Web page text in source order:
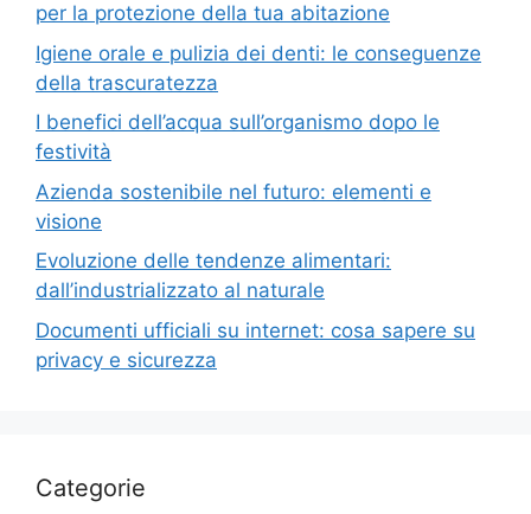
per la protezione della tua abitazione
Igiene orale e pulizia dei denti: le conseguenze
della trascuratezza
I benefici dell’acqua sull’organismo dopo le
festività
Azienda sostenibile nel futuro: elementi e
visione
Evoluzione delle tendenze alimentari:
dall’industrializzato al naturale
Documenti ufficiali su internet: cosa sapere su
privacy e sicurezza
Categorie